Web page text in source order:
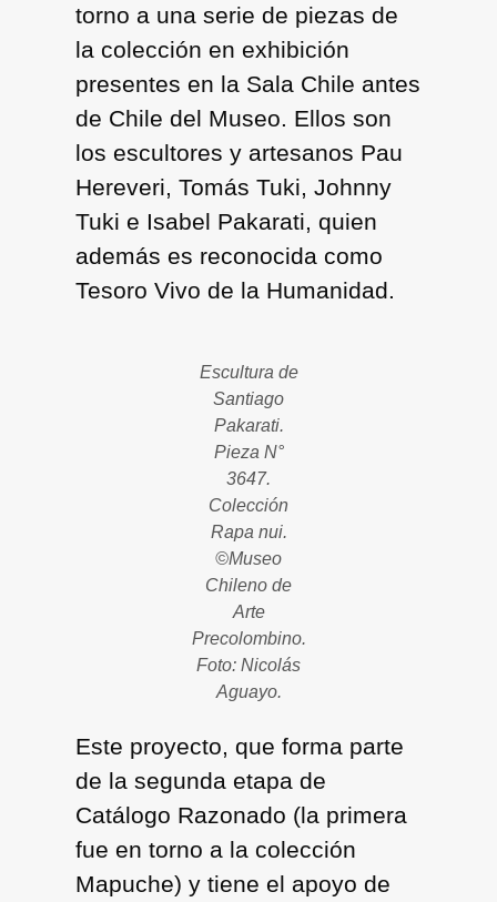
torno a una serie de piezas de
la colección en exhibición
presentes en la Sala Chile antes
de Chile del Museo. Ellos son
los escultores y artesanos Pau
Hereveri, Tomás Tuki, Johnny
Tuki e Isabel Pakarati, quien
además es reconocida como
Tesoro Vivo de la Humanidad.
Escultura de
Santiago
Pakarati.
Pieza N°
3647.
Colección
Rapa nui.
©Museo
Chileno de
Arte
Precolombino.
Foto: Nicolás
Aguayo.
Este proyecto, que forma parte
de la segunda etapa de
Catálogo Razonado (la primera
fue en torno a la colección
Mapuche) y tiene el apoyo de